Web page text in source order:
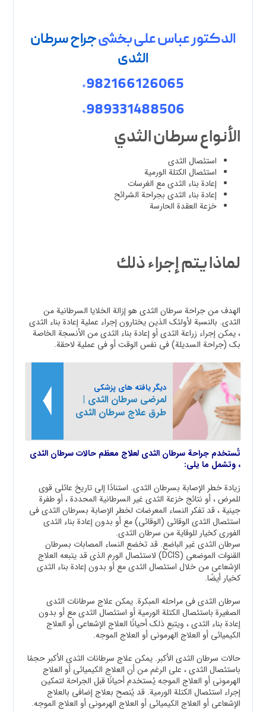
الدکتور عباس علی بخشیجراح سرطان
الثدی
982166126065
+
989331488506
+
الأنواع سرطان الثدي
استئصال الثدي
استئصال الكتلة الورمية
إعادة بناء الثدي مع الغرسات
إعادة بناء الثدي بجراحة الشرائح
خزعة العقدة الحارسة
لماذا يتم إجراء ذلك
الهدف من جراحة سرطان الثدي هو إزالة الخلايا السرطانية من
الثدي. بالنسبة لأولئك الذين يختارون إجراء عملية إعادة بناء الثدي
، يمكن إجراء زراعة الثدي أو إعادة بناء الثدي من الأنسجة الخاصة
بك (جراحة السديلة) في نفس الوقت أو في عملية لاحقة.
دیگر یافته های پزشکی
لمرضى سرطان الثدي |
طرق علاج سرطان الثدي
تُستخدم جراحة سرطان الثدي لعلاج معظم حالات سرطان الثدي
، وتشمل ما يلي:
زيادة خطر الإصابة بسرطان الثدي. استنادًا إلى تاريخ عائلي قوي
للمرض ، أو نتائج خزعة الثدي غير السرطانية المحددة ، أو طفرة
جينية ، قد تفكر النساء المعرضات لخطر الإصابة بسرطان الثدي في
استئصال الثدي الوقائي (الوقائي) مع أو بدون إعادة بناء الثدي
الفوري كخيار للوقاية من سرطان الثدي.
سرطان الثدي غير الباضع. قد تخضع النساء المصابات بسرطان
القنوات الموضعي (DCIS) لاستئصال الورم الذي قد يتبعه العلاج
الإشعاعي من خلال استئصال الثدي مع أو بدون إعادة بناء الثدي
كخيار أيضًا.
سرطان الثدي في مراحله المبكرة. يمكن علاج سرطانات الثدي
الصغيرة باستئصال الكتلة الورمية أو استئصال الثدي مع أو بدون
إعادة بناء الثدي ، ويتبع ذلك أحيانًا العلاج الإشعاعي أو العلاج
الكيميائي أو العلاج الهرموني أو العلاج الموجه.
حالات سرطان الثدي الأكبر. يمكن علاج سرطانات الثدي الأكبر حجمًا
باستئصال الثدي ، على الرغم من أن العلاج الكيميائي أو العلاج
الهرموني أو العلاج الموجه يُستخدم أحيانًا قبل الجراحة لتمكين
إجراء استئصال الكتلة الورمية. قد يُنصح بعلاج إضافي بالعلاج
الإشعاعي أو العلاج الكيميائي أو العلاج الهرموني أو العلاج الموجه.